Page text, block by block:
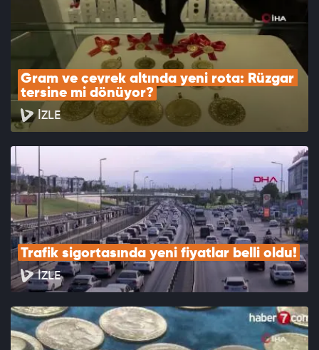
Gram ve çeyrek altında yeni rota: Rüzgar
tersine mi dönüyor?
İZLE
Trafik sigortasında yeni fiyatlar belli oldu!
İZLE